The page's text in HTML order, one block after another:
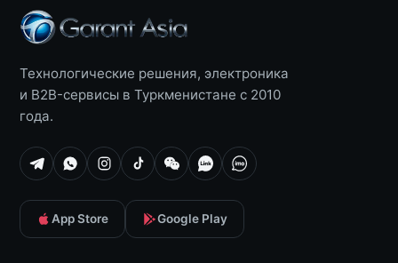
Технологические решения, электроника
и B2B-сервисы в Туркменистане с 2010
года.
App Store Google Play